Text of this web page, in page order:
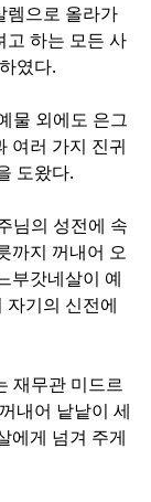
렘으로 올라가
고 하는 모든 사
였다.
물 외에도 은그
여러 가지 진귀
도왔다.
님의 성전에 속
까지 꺼내어 오
부갓네살이 예
자기의 신전에
재무관 미드르
내어 낱낱이 세
에게 넘겨 주게